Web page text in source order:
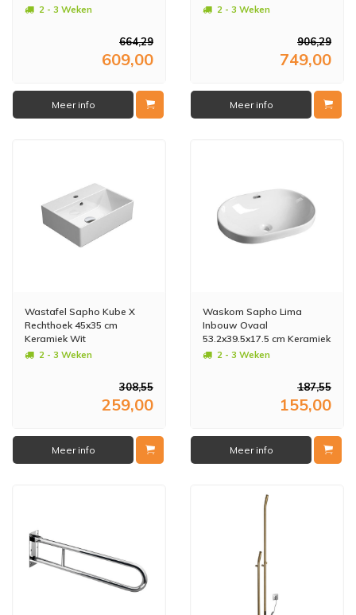
2 - 3 Weken
664,29
609,00
Meer info
2 - 3 Weken
906,29
749,00
Meer info
Wastafel Sapho Kube X
Rechthoek 45x35 cm
Keramiek Wit
2 - 3 Weken
308,55
259,00
Meer info
Waskom Sapho Lima
Inbouw Ovaal
53.2x39.5x17.5 cm Keramiek
Wit2 - 3 Weken
187,55
155,00
Meer info